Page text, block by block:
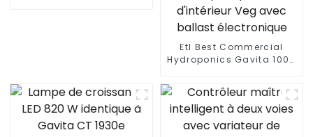
Etl Best Commercial
Hydroponics Gavita 1000
1000W Kits de lampes de
croissance pour plantes
1000 pour plantes
d'intérieur Veg avec
ballast électronique